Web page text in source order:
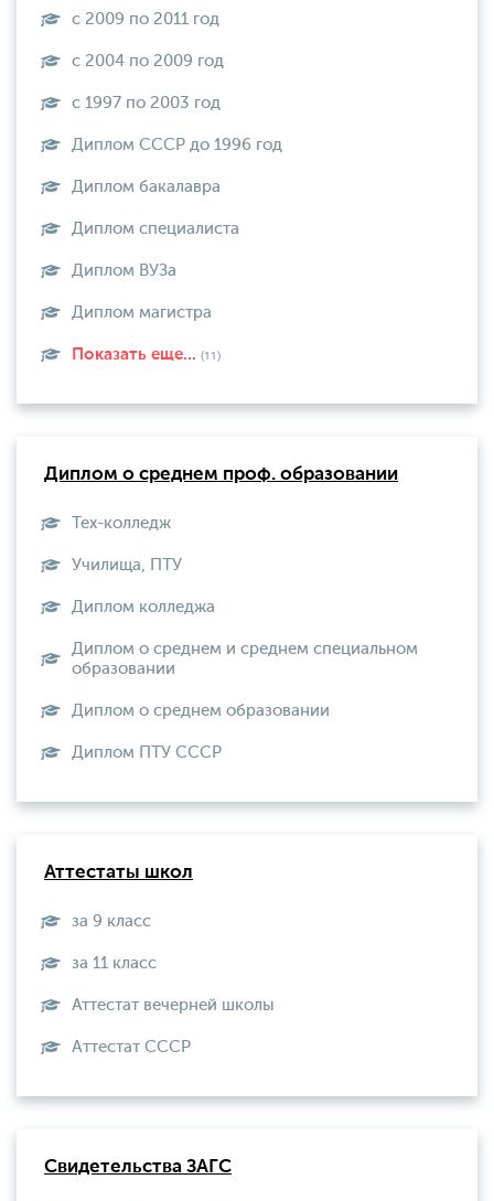
с 2009 по 2011 год
с 2004 по 2009 год
с 1997 по 2003 год
Диплом СССР до 1996 год
Диплом бакалавра
Диплом специалиста
Диплом ВУЗа
Диплом магистра
Показать еще... (11)
Диплом о среднем проф. образовании
Тех-колледж
Училища, ПТУ
Диплом колледжа
Диплом о среднем и среднем специальном
образовании
Диплом о среднем образовании
Диплом ПТУ СССР
Аттестаты школ
за 9 класс
за 11 класс
Аттестат вечерней школы
Aттестат СССР
Свидетельства ЗАГС